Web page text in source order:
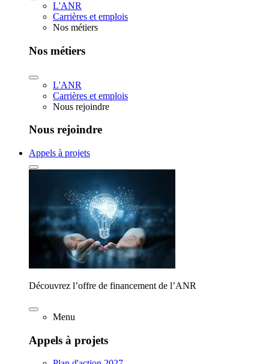
L'ANR
Carrières et emplois
Nos métiers
Nos métiers
L'ANR
Carrières et emplois
Nous rejoindre
Nous rejoindre
Appels à projets
Découvrez l’offre de financement de l’ANR
Menu
Appels à projets